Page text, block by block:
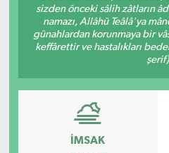
sizden önceki sâlih zâtların
namazı, Allâhü Teâlâ'ya
günahlardan korunmaya bir
keffârettir ve hastalıkları
şerif)
İMSAK